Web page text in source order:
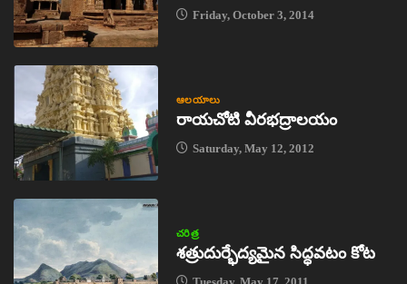
Friday, October 3, 2014
ఆలయాలు
రాయచోటి వీరభద్రాలయం
Saturday, May 12, 2012
చరిత్ర
శత్రుదుర్భేద్యమైన సిద్ధవటం కోట